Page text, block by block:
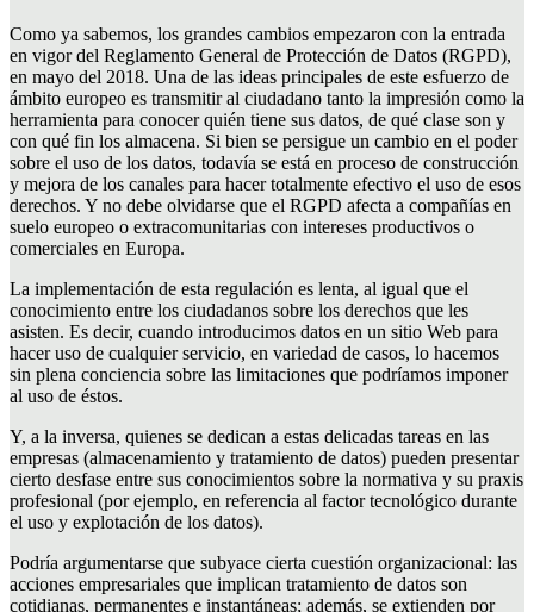
Como ya sabemos, los grandes cambios empezaron con la entrada
en vigor del Reglamento General de Protección de Datos (RGPD),
en mayo del 2018. Una de las ideas principales de este esfuerzo de
ámbito europeo es transmitir al ciudadano tanto la impresión como la
herramienta para conocer quién tiene sus datos, de qué clase son y
con qué fin los almacena. Si bien se persigue un cambio en el poder
sobre el uso de los datos, todavía se está en proceso de construcción
y mejora de los canales para hacer totalmente efectivo el uso de esos
derechos. Y no debe olvidarse que el RGPD afecta a compañías en
suelo europeo o extracomunitarias con intereses productivos o
comerciales en Europa.
La implementación de esta regulación es lenta, al igual que el
conocimiento entre los ciudadanos sobre los derechos que les
asisten. Es decir, cuando introducimos datos en un sitio Web para
hacer uso de cualquier servicio, en variedad de casos, lo hacemos
sin plena conciencia sobre las limitaciones que podríamos imponer
al uso de éstos.
Y, a la inversa, quienes se dedican a estas delicadas tareas en las
empresas (almacenamiento y tratamiento de datos) pueden presentar
cierto desfase entre sus conocimientos sobre la normativa y su praxis
profesional (por ejemplo, en referencia al factor tecnológico durante
el uso y explotación de los datos).
Podría argumentarse que subyace cierta cuestión organizacional: las
acciones empresariales que implican tratamiento de datos son
cotidianas, permanentes e instantáneas; además, se extienden por